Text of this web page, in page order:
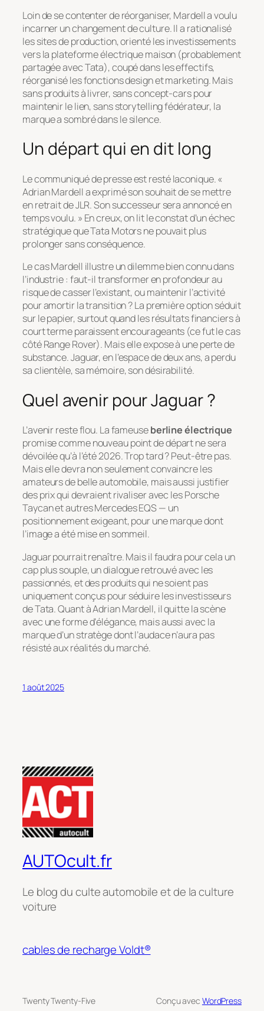
Loin de se contenter de réorganiser, Mardell a voulu
incarner un changement de culture. Il a rationalisé
les sites de production, orienté les investissements
vers la plateforme électrique maison (probablement
partagée avec Tata), coupé dans les effectifs,
réorganisé les fonctions design et marketing. Mais
sans produits à livrer, sans concept-cars pour
maintenir le lien, sans storytelling fédérateur, la
marque a sombré dans le silence.
Un départ qui en dit long
Le communiqué de presse est resté laconique. «
Adrian Mardell a exprimé son souhait de se mettre
en retrait de JLR. Son successeur sera annoncé en
temps voulu. » En creux, on lit le constat d’un échec
stratégique que Tata Motors ne pouvait plus
prolonger sans conséquence.
Le cas Mardell illustre un dilemme bien connu dans
l’industrie : faut-il transformer en profondeur au
risque de casser l’existant, ou maintenir l’activité
pour amortir la transition ? La première option séduit
sur le papier, surtout quand les résultats financiers à
court terme paraissent encourageants (ce fut le cas
côté Range Rover). Mais elle expose à une perte de
substance. Jaguar, en l’espace de deux ans, a perdu
sa clientèle, sa mémoire, son désirabilité.
Quel avenir pour Jaguar ?
L’avenir reste flou. La fameuseberline électrique
promise comme nouveau point de départ ne sera
dévoilée qu’à l’été 2026. Trop tard ? Peut-être pas.
Mais elle devra non seulement convaincre les
amateurs de belle automobile, mais aussi justifier
des prix qui devraient rivaliser avec les Porsche
Taycan et autres Mercedes EQS — un
positionnement exigeant, pour une marque dont
l’image a été mise en sommeil.
Jaguar pourrait renaître. Mais il faudra pour cela un
cap plus souple, un dialogue retrouvé avec les
passionnés, et des produits qui ne soient pas
uniquement conçus pour séduire les investisseurs
de Tata. Quant à Adrian Mardell, il quitte la scène
avec une forme d’élégance, mais aussi avec la
marque d’un stratège dont l’audace n’aura pas
résisté aux réalités du marché.
1 août 2025
AUTOcult.fr
Le blog du culte automobile et de la culture
voiture
cables de recharge Voldt®
Twenty Twenty-Five Conçu avec WordPress